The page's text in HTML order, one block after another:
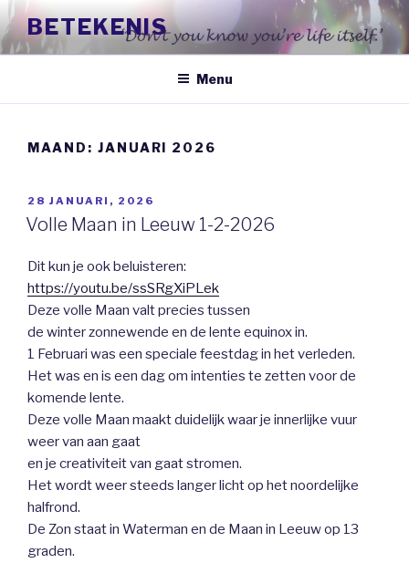
Naar
de
inhoud
BETEKENIS
Menu
MAAND: JANUARI 2026
GEPLAATST
OP
28 JANUARI, 2026
Volle Maan in Leeuw 1-2-2026
Dit kun je ook beluisteren:
https://youtu.be/ssSRgXiPLek
Deze volle Maan valt precies tussen
de winter zonnewende en de lente equinox in.
1 Februari was een speciale feestdag in het verleden.
Het was en is een dag om intenties te zetten voor de
komende lente.
Deze volle Maan maakt duidelijk waar je innerlijke vuur
weer van aan gaat
en je creativiteit van gaat stromen.
Het wordt weer steeds langer licht op het noordelijke
halfrond.
De Zon staat in Waterman en de Maan in Leeuw op 13
graden.